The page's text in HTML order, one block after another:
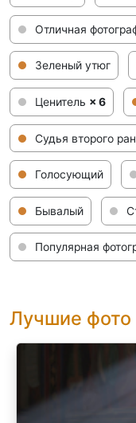
Отличная
Зеленый утюг
Ценитель × 6
Судья второго
Голосующий
Бывалый
Популярная
Лучшие фото